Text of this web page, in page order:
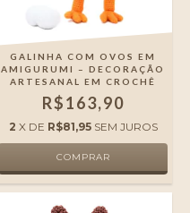
GALINHA COM OVOS EM
AMIGURUMI – DECORAÇÃO
ARTESANAL EM CROCHÊ
R$163,90
2 X DE R$81,95 SEM JUROS